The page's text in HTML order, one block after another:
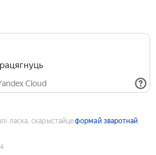
Cloud
ласка, скарыстайцеформай зваротнай